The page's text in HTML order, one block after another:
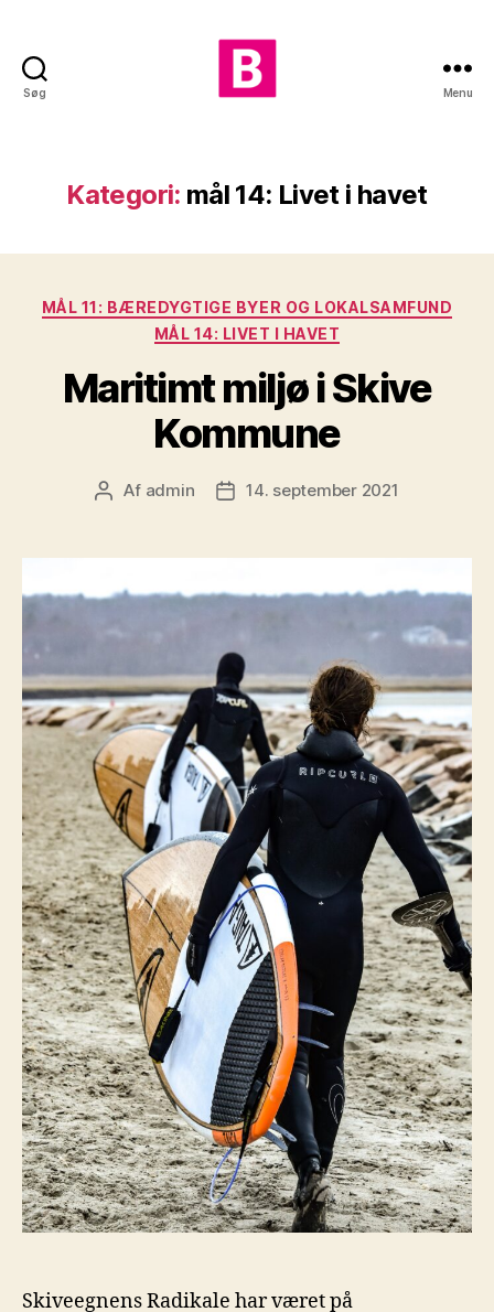
Søg Menu
Kategori: mål 14: Livet i havet
Kategorier
MÅL 11: BÆREDYGTIGE BYER OG LOKALSAMFUND
MÅL 14: LIVET I HAVET
Maritimt miljø i Skive
Kommune
Indlægsforfatter
Af admin Indlægsdato
14. september 2021
Skiveegnens Radikale har været på